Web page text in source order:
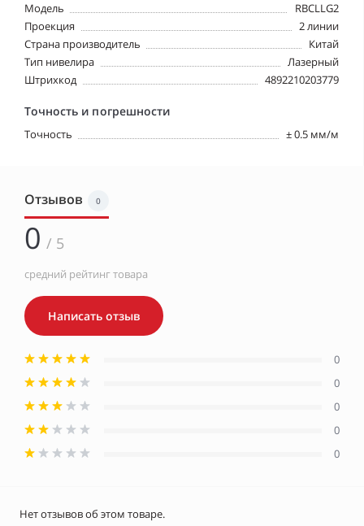
Модель
RBCLLG2
Проекция
2 линии
Страна производитель
Китай
Тип нивелира
Лазерный
Штрихкод
4892210203779
Точность и погрешности
Точность ± 0.5 мм/м
Отзывов 0
0 / 5
средний рейтинг товара
Написать отзыв
0
0
0
0
0
Нет отзывов об этом товаре.